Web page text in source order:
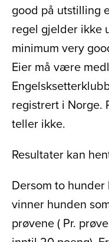
good på utstilling
regel gjelder ikke
minimum very
Eier må være
registrert i Norge.
teller ikke.
Resultater kan
Dersom to
vinner hunden
prøvene ( Pr.